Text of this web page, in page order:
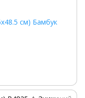
см) Бамбук